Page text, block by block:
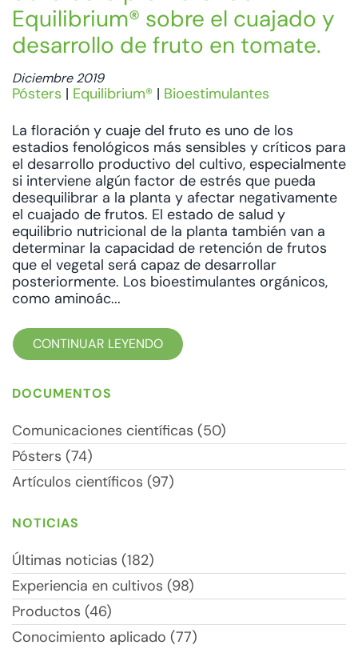
Equilibrium® sobre el cuajado y
desarrollo de fruto en tomate.
Diciembre 2019
Pósters | Equilibrium® | Bioestimulantes
La floración y cuaje del fruto es uno de los
estadios fenológicos más sensibles y críticos para
el desarrollo productivo del cultivo, especialmente
si interviene algún factor de estrés que pueda
desequilibrar a la planta y afectar negativamente
el cuajado de frutos. El estado de salud y
equilibrio nutricional de la planta también van a
determinar la capacidad de retención de frutos
que el vegetal será capaz de desarrollar
posteriormente. Los bioestimulantes orgánicos,
como aminoác...
CONTINUAR LEYENDO
DOCUMENTOS
Comunicaciones científicas (50)
Pósters (74)
Artículos científicos (97)
NOTICIAS
Últimas noticias (182)
Experiencia en cultivos (98)
Productos (46)
Conocimiento aplicado (77)